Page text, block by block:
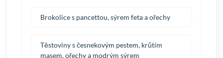
Brokolice s pancettou, sýrem feta a ořechy
Těstoviny s česnekovým pestem, krůtím
masem, ořechy a modrým sýrem